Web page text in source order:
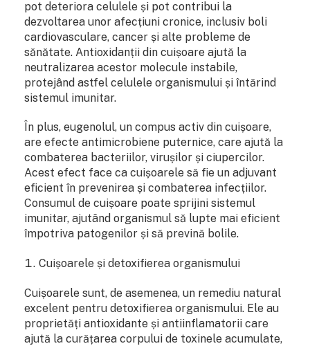
pot deteriora celulele și pot contribui la
dezvoltarea unor afecțiuni cronice, inclusiv boli
cardiovasculare, cancer și alte probleme de
sănătate. Antioxidanții din cuișoare ajută la
neutralizarea acestor molecule instabile,
protejând astfel celulele organismului și întărind
sistemul imunitar.
În plus, eugenolul, un compus activ din cuișoare,
are efecte antimicrobiene puternice, care ajută la
combaterea bacteriilor, virușilor și ciupercilor.
Acest efect face ca cuișoarele să fie un adjuvant
eficient în prevenirea și combaterea infecțiilor.
Consumul de cuișoare poate sprijini sistemul
imunitar, ajutând organismul să lupte mai eficient
împotriva patogenilor și să prevină bolile.
Cuișoarele și detoxifierea organismului
Cuișoarele sunt, de asemenea, un remediu natural
excelent pentru detoxifierea organismului. Ele au
proprietăți antioxidante și antiinflamatorii care
ajută la curățarea corpului de toxinele acumulate,